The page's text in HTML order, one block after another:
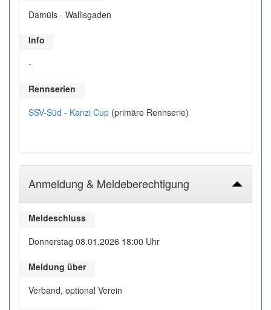
Damüls - Wallisgaden
Info
-
Rennserien
SSV-Süd - Kanzi Cup (primäre Rennserie)
Anmeldung & Meldeberechtigung
Meldeschluss
Donnerstag 08.01.2026 18:00 Uhr
Meldung über
Verband, optional Verein